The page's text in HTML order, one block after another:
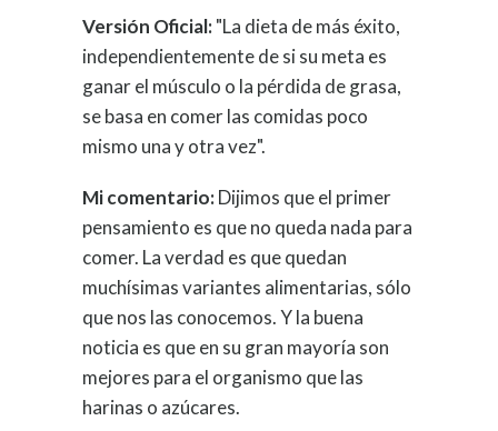
Versión Oficial:"La dieta de más éxito,
independientemente de si su meta es
ganar el músculo o la pérdida de grasa,
se basa en comer las comidas poco
mismo una y otra vez".
Mi comentario:Dijimos que el primer
pensamiento es que no queda nada para
comer. La verdad es que quedan
muchísimas variantes alimentarias, sólo
que nos las conocemos. Y la buena
noticia es que en su gran mayoría son
mejores para el organismo que las
harinas o azúcares.